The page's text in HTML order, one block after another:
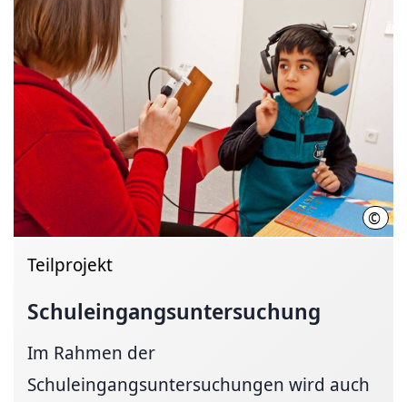
©
Teilprojekt
Schuleingangs­untersuchung
Im Rahmen der
Schuleingangsuntersuchungen wird auch